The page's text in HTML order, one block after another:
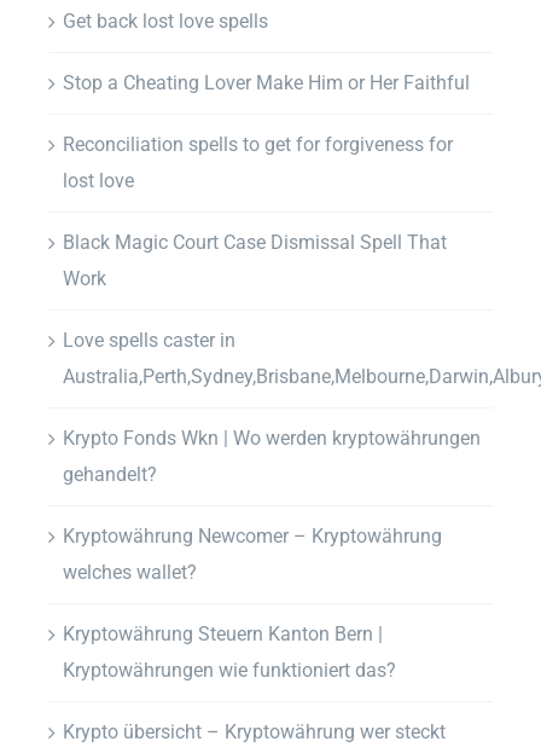
Get back lost love spells
Stop a Cheating Lover Make Him or Her Faithful
Reconciliation spells to get for forgiveness for
lost love
Black Magic Court Case Dismissal Spell That
Work
Love spells caster in
Krypto Fonds Wkn | Wo werden kryptowährungen
gehandelt?
Kryptowährung Newcomer – Kryptowährung
welches wallet?
Kryptowährung Steuern Kanton Bern |
Kryptowährungen wie funktioniert das?
Krypto übersicht – Kryptowährung wer steckt